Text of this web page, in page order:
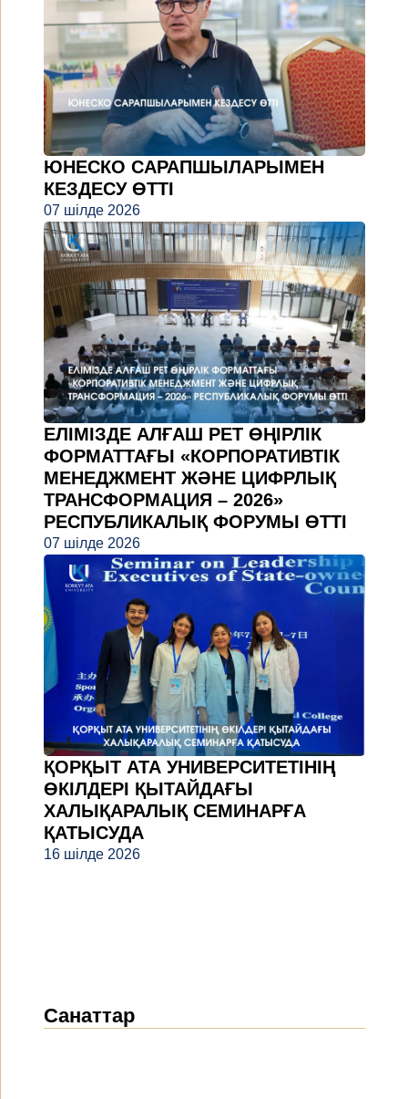
ЮНЕСКО САРАПШЫЛАРЫМЕН
КЕЗДЕСУ ӨТТІ
07 шілде 2026
ЕЛІМІЗДЕ АЛҒАШ РЕТ ӨҢІРЛІК
ФОРМАТТАҒЫ «КОРПОРАТИВТІК
МЕНЕДЖМЕНТ ЖӘНЕ ЦИФРЛЫҚ
ТРАНСФОРМАЦИЯ – 2026»
РЕСПУБЛИКАЛЫҚ ФОРУМЫ ӨТТІ
07 шілде 2026
ҚОРҚЫТ АТА УНИВЕРСИТЕТІНІҢ
ӨКІЛДЕРІ ҚЫТАЙДАҒЫ
ХАЛЫҚАРАЛЫҚ СЕМИНАРҒА
ҚАТЫСУДА
16 шілде 2026
Санаттар